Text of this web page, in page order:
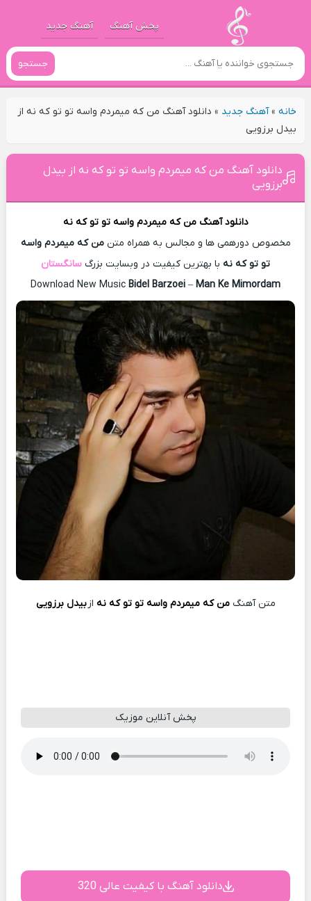
پخش آهنگ آهنگ جدید
جستجو
خانه»آهنگ جدید » دانلود آهنگ من که میمردم واسه تو تو که نه از
بیدل برزویی
دانلود آهنگ من که میمردم واسه تو تو که نه از بیدل
برزویی
دانلود آهنگ من که میمردم واسه تو تو که نه
مخصوص دورهمی ها و مجالس به همراه متنمن که میمردم واسه
تو تو که نه با بهترین کیفیت در وبسایت بزرگ سانگستان
Download New Music Bidel Barzoei – Man Ke Mimordam
متن آهنگمن که میمردم واسه تو تو که نه ازبیدل برزویی
پخش آنلاین موزیک
دانلود آهنگ با کیفیت عالی 320